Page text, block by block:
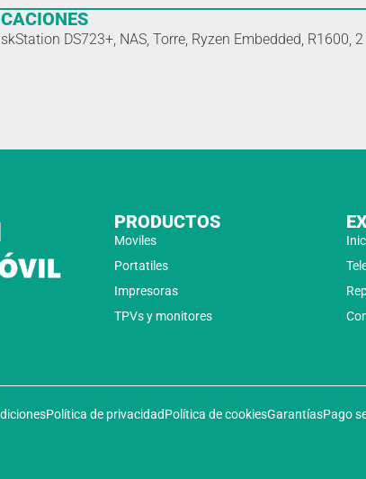
DS723+, NAS, Torre, Ryzen Embedded, R1600, 2
PRODUCTOS
Moviles
Portatiles
Impresoras
TPVs y monitores
Política de privacidadPolítica de cookiesGarantíasPago